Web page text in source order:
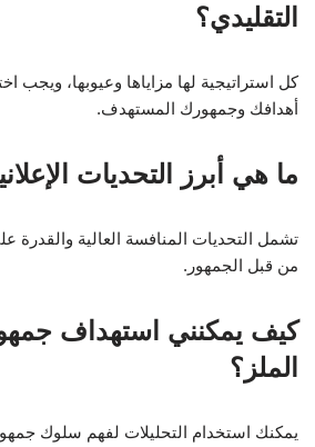
التقليدي؟
كل استراتيجية لها مزاياها وعيوبها، ويجب
أهدافك وجمهورك المستهدف.
ما هي أبرز التحديات
تشمل التحديات المنافسة العالية والقدرة
من قبل الجمهور.
كيف يمكنني استهداف
الملز؟
يمكنك استخدام التحليلات لفهم سلوك